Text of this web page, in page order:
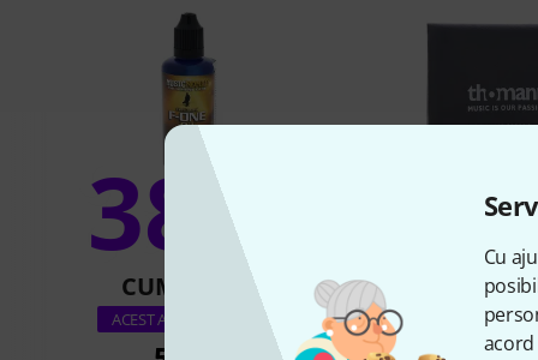
Cu
38%
CUMPĂRAT
ACEST ARTICOL EXACT Thomann